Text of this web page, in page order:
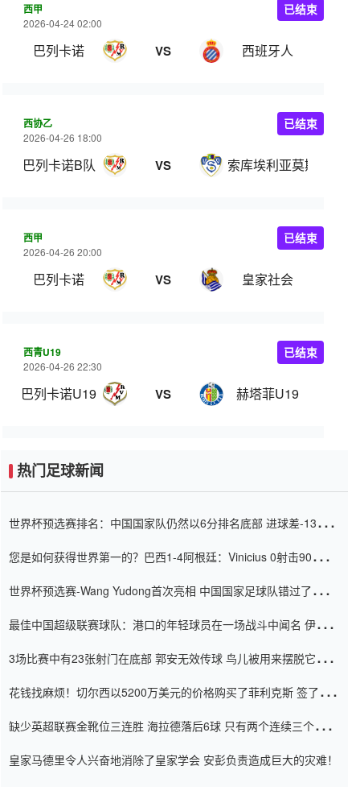
西甲
2026-04-24 02:00
巴列卡诺 VS 西班牙人
已结束
西协乙
2026-04-26 18:00
巴列卡诺B队 VS 索库埃利亚莫斯
已结束
西甲
2026-04-26 20:00
巴列卡诺 VS 皇家社会
已结束
西青U19
2026-04-26 22:30
巴列卡诺U19 VS 赫塔菲U19
已结束
热门足球新闻
世界杯预选赛排名：中国国家队仍然以6分排名底部 进球差-13令人
您是如何获得世界第一的？巴西1-4阿根廷：Vinicius 0射击90分钟
世界杯预选赛-Wang Yudong首次亮相 中国国家足球队错过了世界
最佳中国超级联赛球队：港口的年轻球员在一场战斗中闻名 伊万放
3场比赛中有23张射门在底部 郭安无效传球 鸟儿被用来摆脱它
花钱找麻烦！切尔西以5200万美元的价格购买了菲利克斯 签了7年
缺少英超联赛金靴位三连胜 海拉德落后6球 只有两个连续三个连续
皇家马德里令人兴奋地消除了皇家学会 安彭负责造成巨大的灾难！